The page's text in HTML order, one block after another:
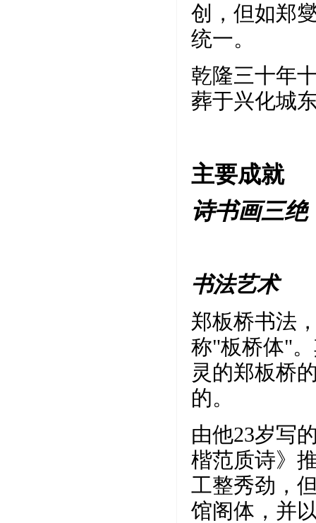
创，但如郑
统一。
乾隆三十年
葬于兴化城
主要成就
诗书画三绝
书法艺术
郑板桥书法
称"板桥体"
灵的郑板桥
的。
由他23岁写
楷范质诗》
工整秀劲，
馆阁体，并